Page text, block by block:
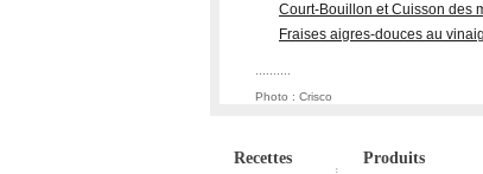
Court-Bouillon et Cuisson des
Fraises aigres-douces au
Photo : Crisco
Recettes Produits